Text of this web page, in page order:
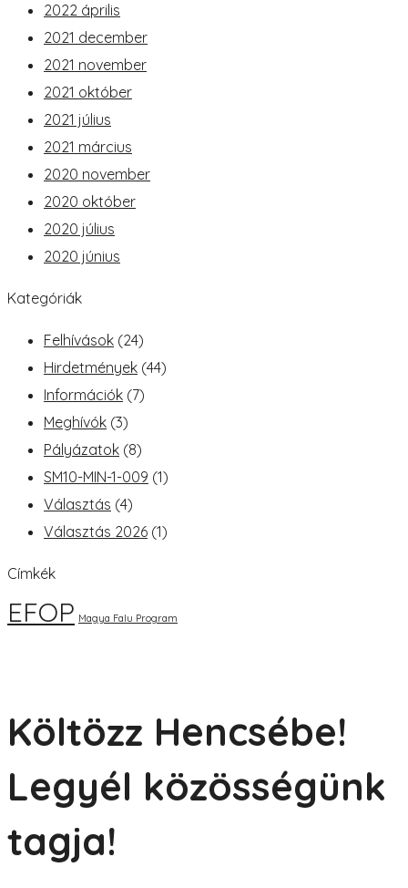
2022 április
2021 december
2021 november
2021 október
2021 július
2021 március
2020 november
2020 október
2020 július
2020 június
Kategóriák
Felhívások (24)
Hirdetmények (44)
Információk (7)
Meghívók (3)
Pályázatok (8)
SM10-MIN-1-009 (1)
Választás (4)
Választás 2026 (1)
Címkék
EFOP Magya Falu Program
Költözz Hencsébe!
Legyél közösségünk
tagja!